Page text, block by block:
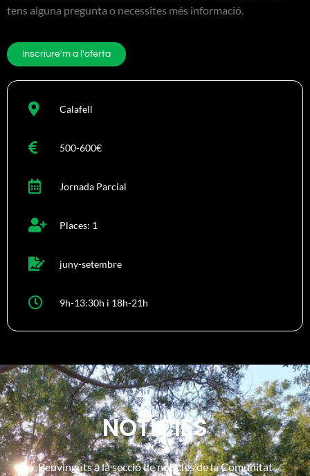
tens alguna pregunta o necessites més informació.
Inscriure'm a l'oferta
Calafell
500-600€
Jornada Parcial
Places: 1
juny-setembre
9h-13:30h i 18h-21h
NOTÍCIES
Benvinguts a la secció de notícies de la Comunitat